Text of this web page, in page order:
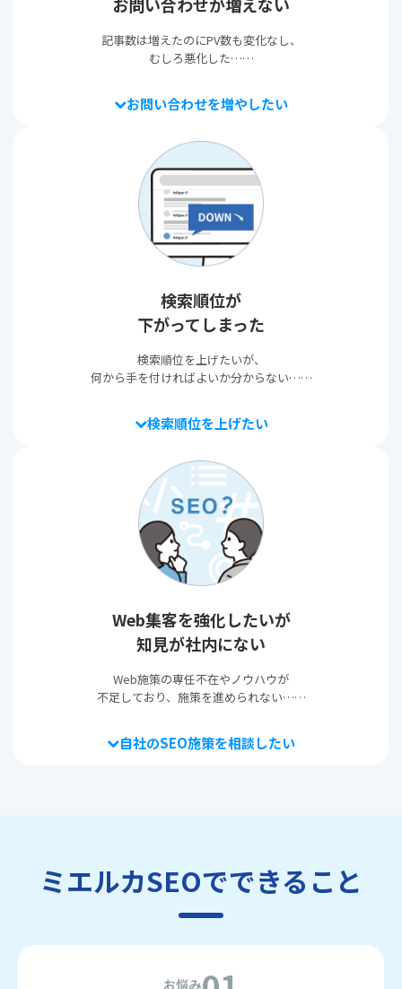
記事数は増えたのにPV数も変化なし、
むしろ悪化した……
お問い合わせを増やしたい
検索順位が
下がってしまった
検索順位を上げたいが、
何から手を付ければよいか分からない……
検索順位を上げたい
Web集客を強化したいが
知見が社内にない
Web施策の専任不在やノウハウが
不足しており、施策を進められない……
自社のSEO施策を相談したい
ミエルカSEOでできること
お悩み